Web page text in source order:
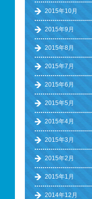
2015年10月
2015年9月
2015年8月
2015年7月
2015年6月
2015年5月
2015年4月
2015年3月
2015年2月
2015年1月
2014年12月